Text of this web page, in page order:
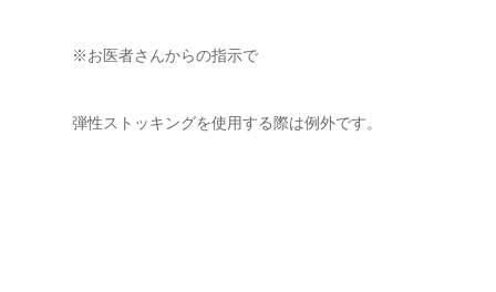
※お医者さんからの指示で
弾性ストッキングを使用する際は例外です。